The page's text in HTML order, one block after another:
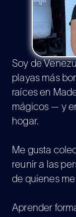
Soy de
playas más
raíces en
mágicos — y
hogar.
Me gusta
reunir a las
de quienes
Aprender